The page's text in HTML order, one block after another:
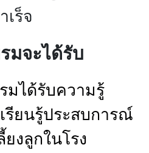
เร็จ
มจะได้รับ
มได้รับความรู้
รียนรู้ประสบการณ์
ยงลูกในโรง